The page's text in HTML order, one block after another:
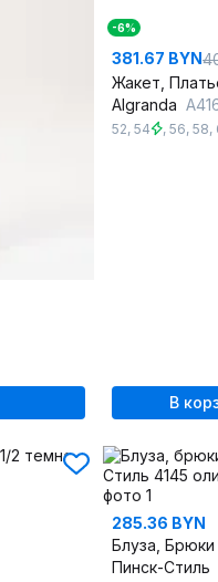
-6%
381.67 BYN
Жакет,
Algranda
52, 54 , 56, 58,
В
285.36 BYN
Блуза, Брюки
Пинск-Стиль